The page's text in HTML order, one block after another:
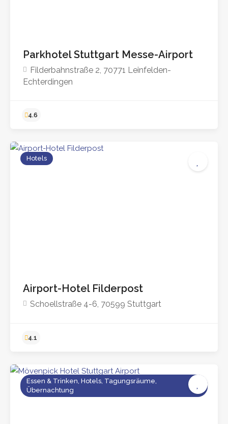
4.6
Parkhotel Stuttgart Messe-Airport
Filderbahnstraße 2, 70771 Leinfelden-
Echterdingen
Hotels
Airport-Hotel Filderpost
Schoellstraße 4-6, 70599 Stuttgart
Essen & Trinken, Hotels, Tagungsräume,
Übernachtung